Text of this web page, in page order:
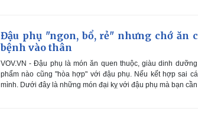
Đậu phụ "ngon, bổ, rẻ" nhưng chớ ăn
bệnh vào thân
VOV.VN - Đậu phụ là món ăn quen thuộc, giàu dinh
phẩm nào cũng "hòa hợp" với đậu phụ. Nếu kết hợp sai
mình. Dưới đây là những món đại kỵ với đậu phụ mà bạn